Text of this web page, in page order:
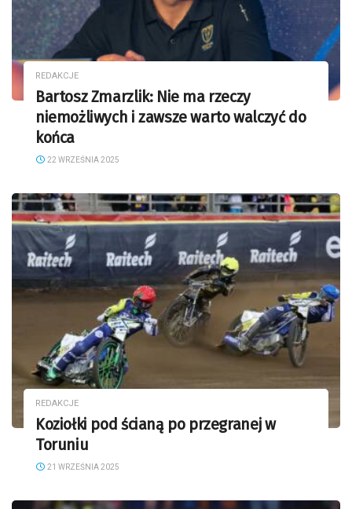
REDAKCJE
Bartosz Zmarzlik: Nie ma rzeczy
niemożliwych i zawsze warto walczyć do
końca
22 WRZEŚNIA 2025
REDAKCJE
Koziołki pod ścianą po przegranej w
Toruniu
21 WRZEŚNIA 2025